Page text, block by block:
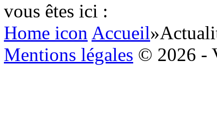
vous êtes ici :
Home icon Accueil»
Mentions légales © 2026 -